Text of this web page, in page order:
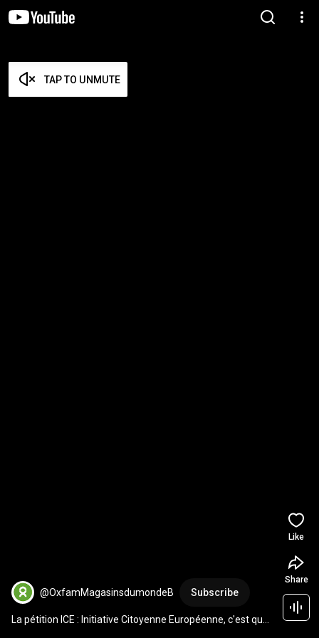
TAP TO UNMUTE
@OxfamMagasinsdumondeB Subscribe
La pétition ICE : Initiative Citoyenne Européenne, c'est quoi
Like
Share